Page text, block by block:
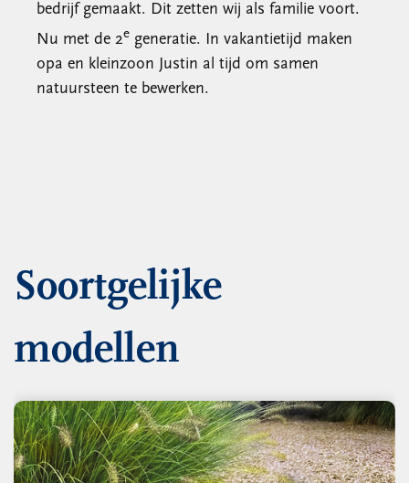
bedrijf gemaakt. Dit zetten wij als familie voort.
Nu met de 2e generatie. In vakantietijd maken
opa en kleinzoon Justin al tijd om samen
natuursteen te bewerken.
Soortgelijke
modellen